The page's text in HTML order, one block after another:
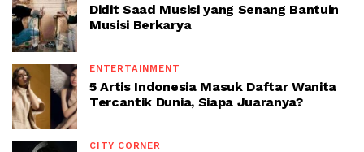
Didit Saad Musisi yang Senang Bantuin
Musisi Berkarya
ENTERTAINMENT
5 Artis Indonesia Masuk Daftar Wanita
Tercantik Dunia, Siapa Juaranya?
CITY CORNER